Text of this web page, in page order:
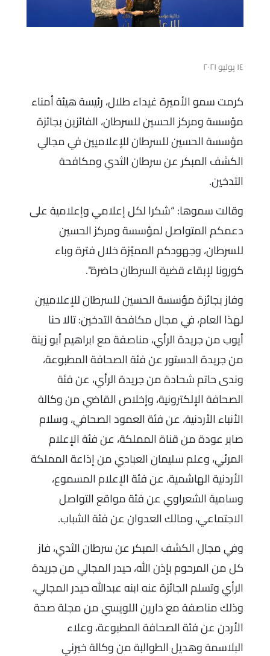
١٤ يوليو ٢٠٢١
كرمت سمو الأميرة غيداء طلال، رئيسة هيئة أمناء
مؤسسة ومركز الحسين للسرطان، الفائزين بجائزة
مؤسسة الحسين للسرطان للإعلاميين في مجالي
الكشف المبكر عن سرطان الثدي ومكافحة
التدخين.
وقالت سموها: “شكرا لكل إعلامي وإعلامية على
دعمكم المتواصل لمؤسسة ومركز الحسين
للسرطان، وجهودكم المميّزة خلال فترة وباء
كورونا لإبقاء قضية السرطان حاضرة".
وفاز بجائزة مؤسسة الحسين للسرطان للإعلاميين
لهذا العام، في مجال مكافحة التدخين: تالا حنا
أيوب من جريدة الرأي، مناصفة مع ابراهيم أبو زينة
من جريدة الدستور عن فئة الصحافة المطبوعة،
وندى حاتم شحادة من جريدة الرأي، عن فئة
الصحافة الإلكترونية، وإخلاص القاضي من وكالة
الأنباء الأردنية، عن فئة العمود الصحافي، وسلام
صابر عودة من قناة المملكة، عن فئة الإعلام
المرئي، وعلم سليمان العبادي من إذاعة المملكة
الأردنية الهاشمية، عن فئة الإعلام المسموع،
وسامية الشعراوي عن فئة مواقع التواصل
الاجتماعي، ومالك العدوان عن فئة الشباب.
وفي مجال الكشف المبكر عن سرطان الثدي، فاز
كل من المرحوم بإذن الله، حيدر المجالي من جريدة
الرأي وتسلم الجائزة عنه ابنه عبدالله حيدر المجالي،
وذلك مناصفة مع دارين اللويسي من مجلة صحة
الأردن عن فئة الصحافة المطبوعة، وعلاء
البلاسمة وهديل الطوالبة من وكالة خبرني